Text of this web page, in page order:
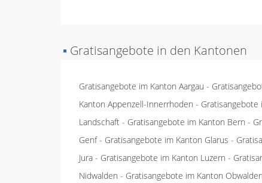
▪ Gratisangebote in den Kantonen
Gratisangebote im Kanton Aargau -
Kanton Appenzell-Innerrhoden - Gratisangebote
Landschaft - Gratisangebote im Kanton Bern -
Genf- Gratisangebote im Kanton Glarus -
Jura - Gratisangebote im Kanton Luzern -
Nidwalden - Gratisangebote im Kanton Obwalden